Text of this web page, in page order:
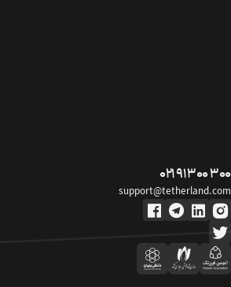
۰۲۱ ۹۱ ۳۰۰ ۳۰۰
support@tetherland.com